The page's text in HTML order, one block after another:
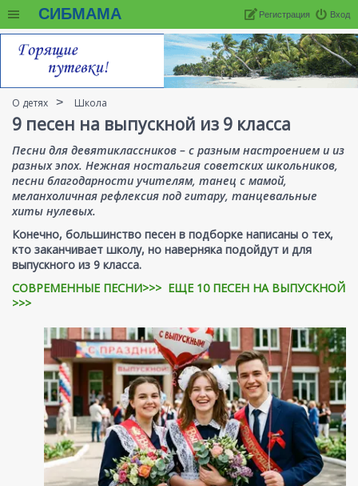
СИБМАМА Вход
Регистрация
О детях Школа
9 песен на выпускной из 9 класса
Песни для девятиклассников – с разным настроением и из
разных эпох. Нежная ностальгия советских школьников,
песни благодарности учителям, танец с мамой,
меланхоличная рефлексия под гитару, танцевальные
хиты нулевых.
Конечно, большинство песен в подборке написаны о тех,
кто заканчивает школу, но наверняка подойдут и для
выпускного из 9 класса.
СОВРЕМЕННЫЕ ПЕСНИ>>> ЕЩЕ 10 ПЕСЕН НА ВЫПУСКНОЙ
>>>